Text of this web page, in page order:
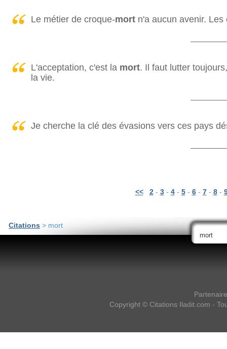
Le métier de croque-mortn'a aucun avenir. Les
L'acceptation, c'est la mort. Il faut lutter
la vie.
Je cherche la clé des évasions vers ces pays
<< 2- 3- 4- 5- 6- 7- 8-
Citations > mort
Copyright © Citations Iladit.com -